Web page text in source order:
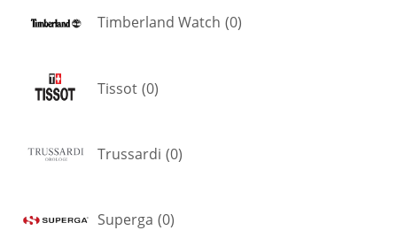
Timberland Watch (0)
Tissot (0)
Trussardi (0)
Superga (0)